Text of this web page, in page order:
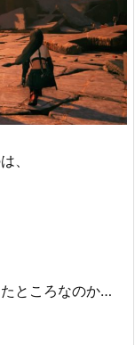
、
ところなのか…